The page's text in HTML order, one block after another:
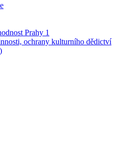
Prahy 1
ochrany kulturního dědictví